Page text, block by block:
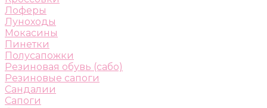
Лоферы
Луноходы
Мокасины
Пинетки
Полусапожки
Резиновая обувь (сабо)
Резиновые сапоги
Сандалии
Сапоги